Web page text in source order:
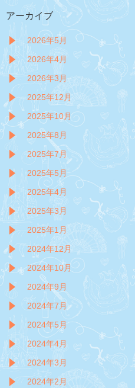
アーカイブ
2026年5月
2026年4月
2026年3月
2025年12月
2025年10月
2025年8月
2025年7月
2025年5月
2025年4月
2025年3月
2025年1月
2024年12月
2024年10月
2024年9月
2024年7月
2024年5月
2024年4月
2024年3月
2024年2月